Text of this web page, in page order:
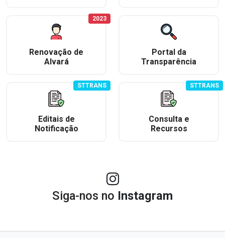
Renovação de
Alvará
2023
Portal da
Transparência
Editais de
Notificação
STTRANS
Consulta e
Recursos
STTRANS
Siga-nos no Instagram